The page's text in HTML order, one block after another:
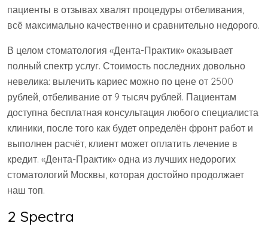
пациенты в отзывах хвалят процедуры отбеливания,
всё максимально качественно и сравнительно недорого.
В целом стоматология «Дента-Практик» оказывает
полный спектр услуг. Стоимость последних довольно
невелика: вылечить кариес можно по цене от 2500
рублей, отбеливание от 9 тысяч рублей. Пациентам
доступна бесплатная консультация любого специалиста
клиники, после того как будет определён фронт работ и
выполнен расчёт, клиент может оплатить лечение в
кредит. «Дента-Практик» одна из лучших недорогих
стоматологий Москвы, которая достойно продолжает
наш топ.
2 Spectra